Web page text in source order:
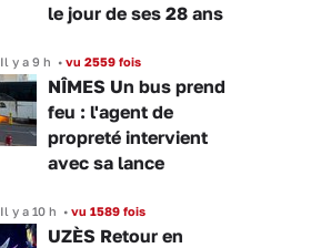
le jour de ses 28 ans
Il y a 9 h • vu 2559 fois
NÎMES Un bus prend
feu : l'agent de
propreté intervient
avec sa lance
Il y a 10 h • vu 1589 fois
UZÈS Retour en